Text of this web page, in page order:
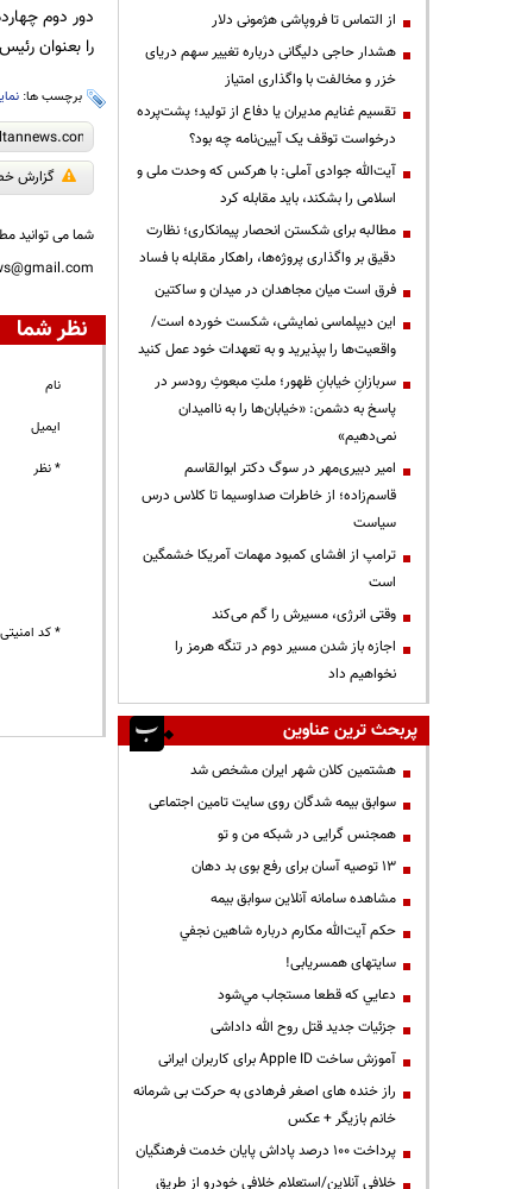
دور دوم
را بعنوان
برچسب ها:
گزارش
شما می توانید
نظر شما
نام
ایمیل
* نظر
* کد امنیتی
از التماس تا فروپاشی هژمونی دلار
هشدار حاجی دلیگانی درباره تغییر سهم دریای
خزر و مخالفت با واگذاری امتیاز
تقسیم غنایم مدیران یا دفاع از تولید؛ پشت‌پرده
درخواست توقف یک آیین‌نامه چه بود؟
آیت‌الله جوادی آملی: با هرکس که وحدت ملی و
اسلامی را بشکند، باید مقابله کرد
مطالبه برای شکستن انحصار پیمانکاری؛ نظارت
دقیق بر واگذاری پروژه‌ها، راهکار مقابله با فساد
فرق است میان مجاهدان در میدان و ساکتین
این دیپلماسی نمایشی، شکست خورده است/
واقعیت‌ها را بپذیرید و به تعهدات خود عمل کنید
سربازانِ خیابانِ ظهور؛ ملتِ مبعوثِ رودسر در
پاسخ به دشمن: «خیابان‌ها را به ناامیدان
نمی‌دهیم»
امیر دبیری‌مهر در سوگ دکتر ابوالقاسم
قاسم‌زاده؛ از خاطرات صداوسیما تا کلاس درس
سیاست
ترامپ از افشای کمبود مهمات آمریکا خشمگین
است
وقتی انرژی، مسیرش را گم می‌کند
اجازه باز شدن مسیر دوم در تنگه هرمز را
نخواهیم داد
پربحث ترین عناوین
هشتمین کلان شهر ایران مشخص شد
سوابق بیمه شدگان روی سایت تامین اجتماعی
همجنس گرایی در شبکه من و تو
13 توصیه آسان برای رفع بوی بد دهان
مشاهده سامانه آنلاين سوابق بیمه
حكم آيت‌الله مكارم درباره شاهين نجفي
سایتهای همسریابی!
دعايي كه قطعا مستجاب مي‌شود
جزئیات جدید قتل روح الله داداشی
آموزش ساخت Apple ID برای کاربران ایرانی
راز خنده های اصغر فرهادی به حرکت بی شرمانه
خانم بازیگر + عکس
پرداخت ۱۰۰ درصد پاداش پایان خدمت فرهنگیان
خلافی آنلاین/استعلام خلافی خودرو از طریق